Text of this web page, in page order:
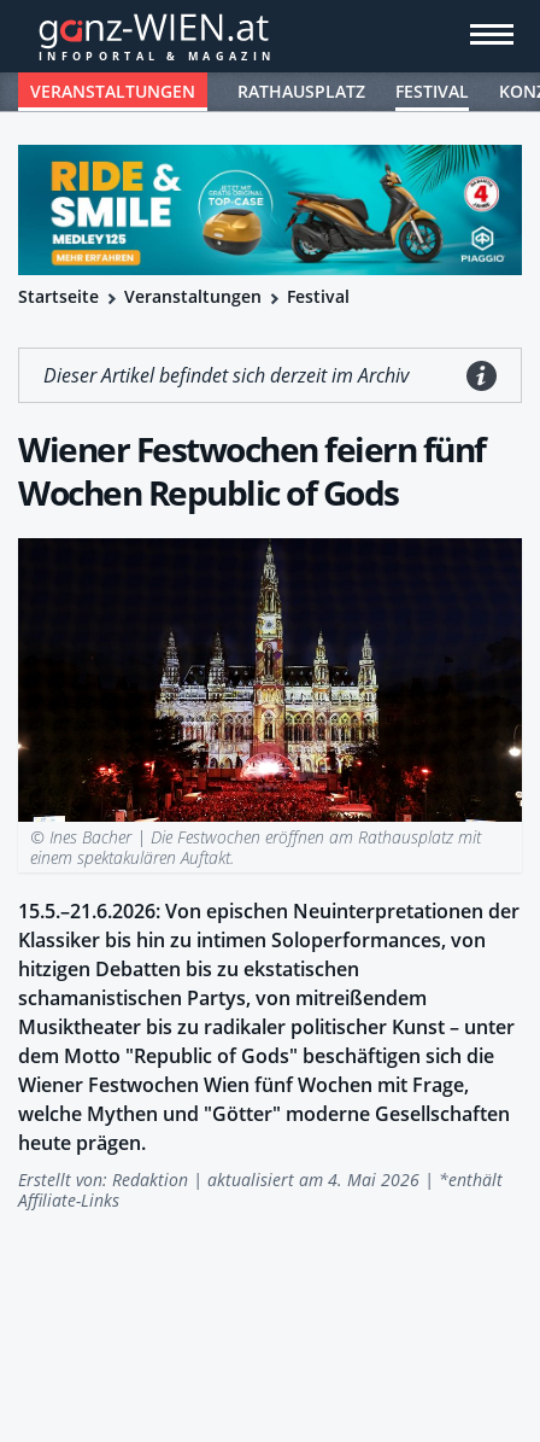
VERANSTALTUNGEN RATHAUSPLATZ FESTIVAL
Startseite Veranstaltungen Festival
Dieser Artikel befindet sich derzeit im Archiv
Wiener Festwochen feiern fünf
Wochen Republic of Gods
© Ines Bacher |Die Festwochen eröffnen am Rathausplatz mit
einem spektakulären Auftakt.
15.5.–21.6.2026: Von epischen Neuinterpretationen der
Klassiker bis hin zu intimen Soloperformances, von
hitzigen Debatten bis zu ekstatischen
schamanistischen Partys, von mitreißendem
Musiktheater bis zu radikaler politischer Kunst – unter
dem Motto "Republic of Gods" beschäftigen sich die
Wiener Festwochen Wien fünf Wochen mit Frage,
welche Mythen und "Götter" moderne Gesellschaften
heute prägen.
Erstellt von: Redaktion | aktualisiert am 4. Mai 2026 | *enthält
Affiliate-Links